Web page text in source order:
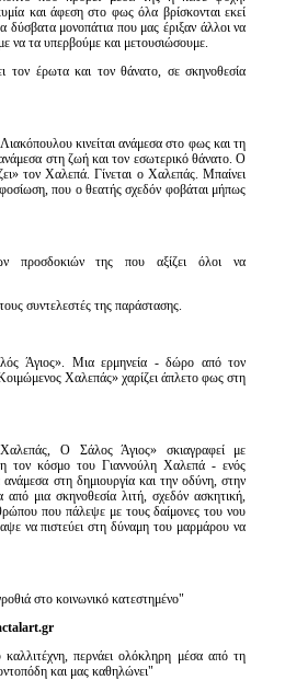
και άφεση στο φως όλα βρίσκονται εκεί
δύσβατα μονοπάτια που μας έριξαν άλλοι να
να τα υπερβούμε και μετουσιώσουμε.
τον έρωτα και τον θάνατο, σε σκηνοθεσία
κινείται ανάμεσα στο φως και τη
στη ζωή και τον εσωτερικό θάνατο. Ο
τον Χαλεπά. Γίνεται ο Χαλεπάς. Μπαίνει
που ο θεατής σχεδόν φοβάται μήπως
προσδοκιών της που αξίζει όλοι να
συντελεστές της παράστασης.
Άγιος». Μια ερμηνεία - δώρο από τον
Χαλεπάς» χαρίζει άπλετο φως στη
Ο Σάλος Άγιος» σκιαγραφεί με
τον κόσμο του Γιαννούλη Χαλεπά - ενός
στη δημιουργία και την οδύνη, στην
μια σκηνοθεσία λιτή, σχεδόν ασκητική,
που πάλεψε με τους δαίμονες του νου
να πιστεύει στη δύναμη του μαρμάρου να
στο κοινωνικό κατεστημένο"
.gr
περνάει ολόκληρη μέσα από τη
και μας καθηλώνει"